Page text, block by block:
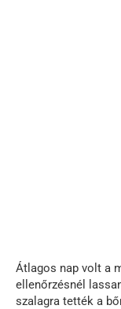
Átlagos nap volt a
ellenőrzésnél
szalagra tették a